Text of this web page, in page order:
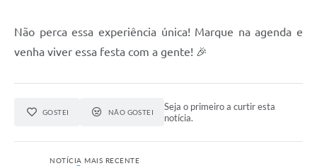
Não perca essa experiência única! Marque na agenda e
venha viver essa festa com a gente! 🎉
GOSTEI NÃO GOSTEI
Seja o primeiro a curtir esta
notícia.
NOTÍCIA MAIS RECENTE